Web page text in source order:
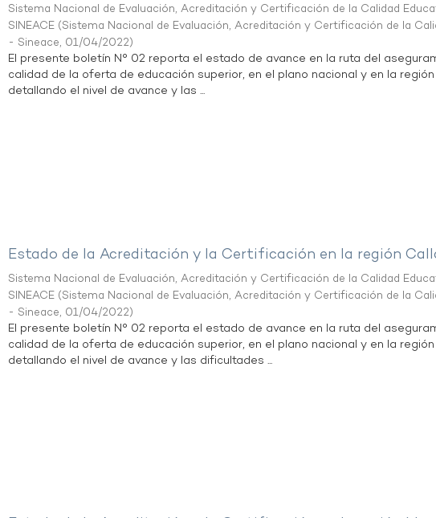
Sistema Nacional de Evaluación, Acreditación y Certificación de la Calidad
SINEACE (Sistema Nacional de Evaluación, Acreditación y Certificación de la
- Sineace, 01/04/2022)
El presente boletín N° 02 reporta el estado de avance en la ruta del
calidad de la oferta de educación superior, en el plano nacional y en la
detallando el nivel de avance y las ...
Estado de la Acreditación y la Certificación en la región
Sistema Nacional de Evaluación, Acreditación y Certificación de la Calidad
SINEACE (Sistema Nacional de Evaluación, Acreditación y Certificación de la
- Sineace, 01/04/2022)
El presente boletín N° 02 reporta el estado de avance en la ruta del
calidad de la oferta de educación superior, en el plano nacional y en la región
detallando el nivel de avance y las dificultades ...